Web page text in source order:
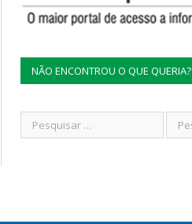
NÃO ENCONTROU O QUE QUERIA?